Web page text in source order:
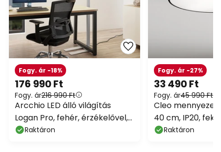
176 990 Ft
Fogy. ár216 990 Ft
Fogy. ár -18%
Arcchio LED álló világítás
Logan Pro, fehér, érzékelővel,
dimmelhető
Raktáron
33 490 Ft
Fogy. ár45 990 Ft
Fogy. ár -27%
Cleo
40 cm, IP20,
Raktáron